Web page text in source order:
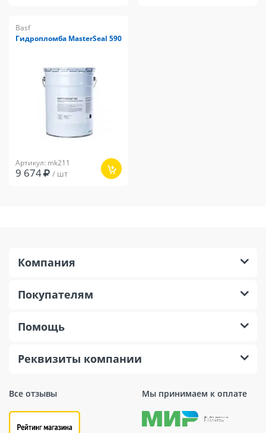
Basf
Гидропломба MasterSeal 590
Артикул: mk211
9 674 / шт
Все отзывы Мы принимаем к оплате
Компания
Покупателям
Помощь
Реквизиты компании